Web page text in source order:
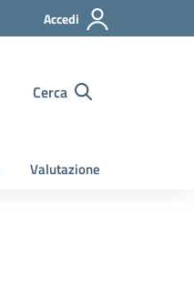
Accedi
Cerca
Valutazione